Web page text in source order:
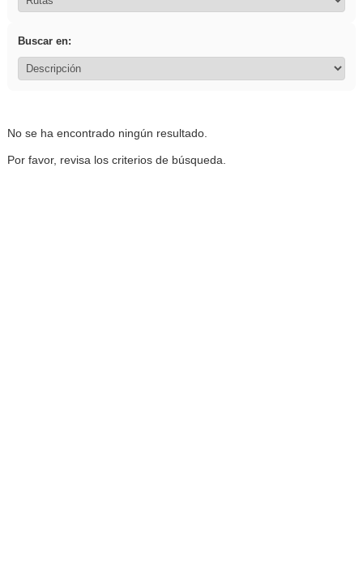
Buscar en:
No se ha encontrado ningún resultado.
Por favor, revisa los criterios de búsqueda.